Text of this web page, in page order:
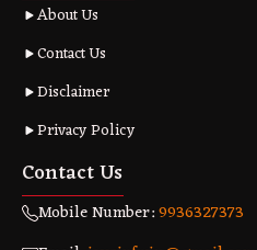
About Us
Contact Us
Disclaimer
Privacy Policy
Contact Us
Mobile Number:9936327373